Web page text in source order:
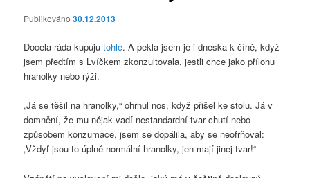
Publikováno30.12.2013
Docela ráda kupujutohle. A pekla jsem je i dneska k číně, když
jsem předtím s Lvíčkem zkonzultovala, jestli chce jako přílohu
hranolky nebo rýži.
„Já se těšil na hranolky,“ ohrnul nos, když přišel ke stolu. Já v
domnění, že mu nějak vadí nestandardní tvar chutí nebo
způsobem konzumace, jsem se dopálila, aby se neofrňoval:
„Vždyť jsou to úplně normální hranolky, jen mají jinej tvar!“